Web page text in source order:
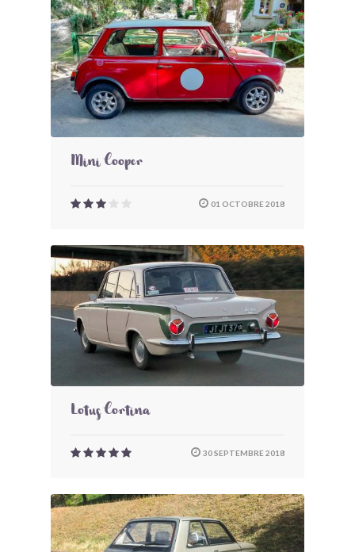
Mini Cooper
01 OCTOBRE 2018
Lotus Cortina
30 SEPTEMBRE 2018